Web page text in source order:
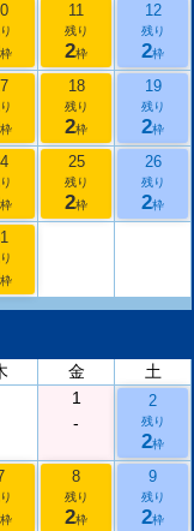
枠
11
残り
2枠
12
残り
2枠
枠
18
残り
2枠
19
残り
2枠
枠
25
残り
2枠
26
残り
2枠
枠
金
土
1
-
2
残り
2枠
枠
8
残り
2枠
9
残り
2枠